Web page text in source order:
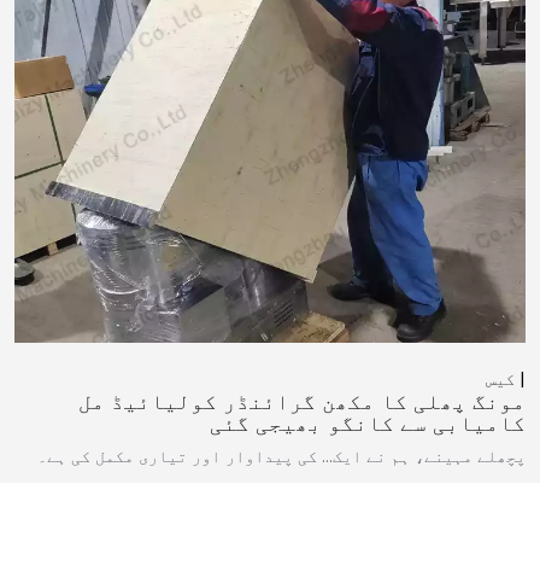
کیس
مونگ پھلی کا مکھن گرائنڈر کولیائیڈ مل
کامیابی سے کانگو بھیجی گئی
پچھلے مہینے، ہم نے ایک… کی پیداوار اور تیاری مکمل کی ہے۔